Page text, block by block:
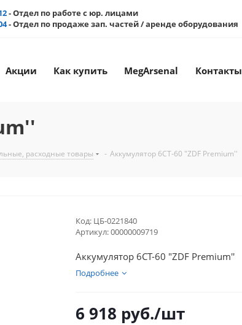
- Отдел по работе с юр. лицами
- Отдел по продаже зап. частей / аренде оборудования
Акции Как купить MegArsenal Контакты
расходные товары - Аккумулятор 6СТ-60 "ZDF Premium''
Код: ЦБ-0221840
Артикул:00000009719
Аккумулятор 6СТ-60 "ZDF Premium''
Подробнее
6 918 руб./шт